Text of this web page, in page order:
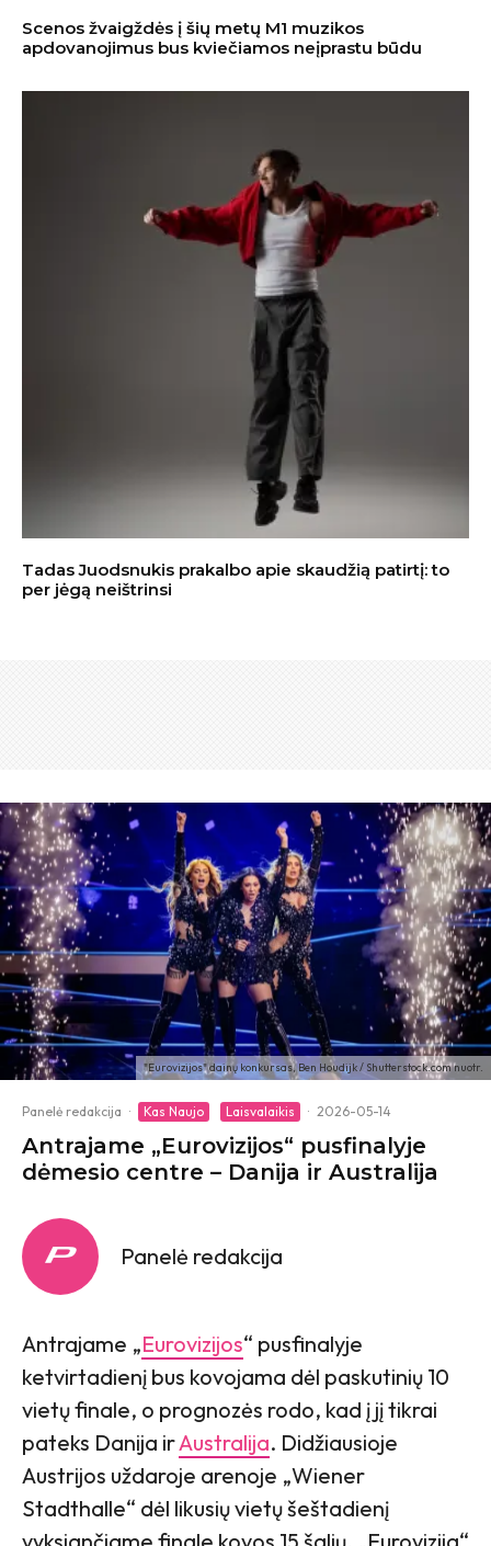
Scenos žvaigždės į šių metų M1 muzikos
apdovanojimus bus kviečiamos neįprastu būdu
Tadas Juodsnukis prakalbo apie skaudžią patirtį: to
per jėgą neištrinsi
"Eurovizijos" dainų konkursas, Ben Houdijk / Shutterstock.com nuotr.
Panelė redakcija · Kas Naujo Laisvalaikis · 2026-05-14
Antrajame „Eurovizijos“ pusfinalyje
dėmesio centre – Danija ir Australija
Panelė redakcija
Antrajame „Eurovizijos“ pusfinalyje
ketvirtadienį bus kovojama dėl paskutinių 10
vietų finale, o prognozės rodo, kad į jį tikrai
pateks Danija irAustralija. Didžiausioje
Austrijos uždaroje arenoje „Wiener
Stadthalle“ dėl likusių vietų šeštadienį